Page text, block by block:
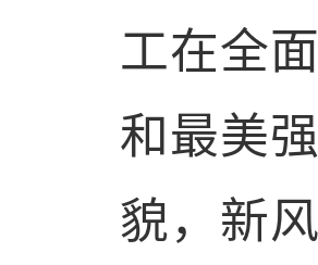
工在全
和最美
貌，新